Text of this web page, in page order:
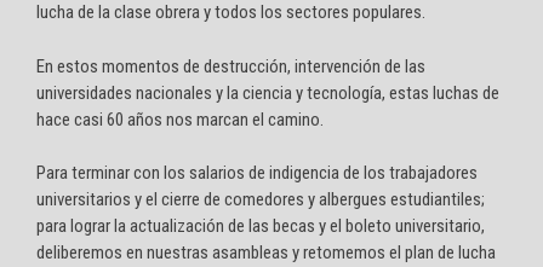
lucha de la clase obrera y todos los sectores populares.
En estos momentos de destrucción, intervención de las
universidades nacionales y la ciencia y tecnología, estas luchas de
hace casi 60 años nos marcan el camino.
Para terminar con los salarios de indigencia de los trabajadores
universitarios y el cierre de comedores y albergues estudiantiles;
para lograr la actualización de las becas y el boleto universitario,
deliberemos en nuestras asambleas y retomemos el plan de lucha